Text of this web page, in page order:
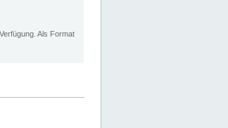
Als Format